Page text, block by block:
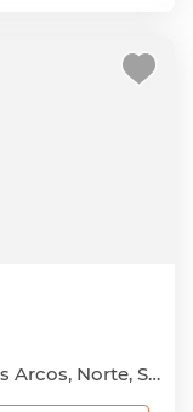
Parque Atlántico-Las Naciones-Los Arcos, Norte, Sevilla Capital, Sevilla